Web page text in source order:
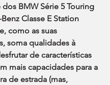
BMW Série 5 Touring
Classe E Station
como as suas
soma qualidades à
de características
mais capacidades para a
de estrada (mas,